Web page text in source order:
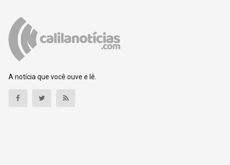
A notícia que você ouve e lê.